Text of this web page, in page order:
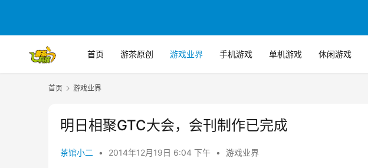
首页 游茶原创 游戏业界 手机游戏 单机游戏 休闲游戏
首页 游戏业界
明日相聚GTC大会，会刊制作已完成
茶馆小二 • 2014年12月19日 6:04 下午 • 游戏业界